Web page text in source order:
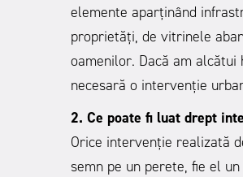
elemente aparținând
proprietăți, de vitrinele
oamenilor. Dacă am
necesară o intervenție
2. Ce poate fi luat drept
Orice intervenție realizată
semn pe un perete, fie el